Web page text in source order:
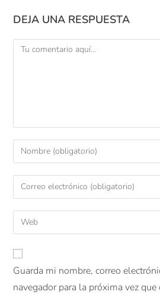
DEJA UNA RESPUESTA
Guarda mi nombre, correo
navegador para la próxima vez que